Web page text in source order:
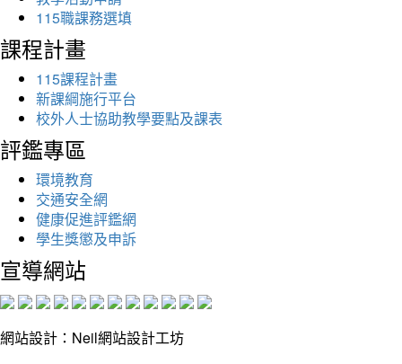
115職課務選填
課程計畫
115課程計畫
新課綱施行平台
校外人士協助教學要點及課表
評鑑專區
環境教育
交通安全網
健康促進評鑑網
學生獎懲及申訴
宣導網站
網站設計：Neil網站設計工坊